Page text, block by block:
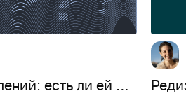
60 1K
Лонгрид «Теория поколений: есть ли ей место в дизайне»